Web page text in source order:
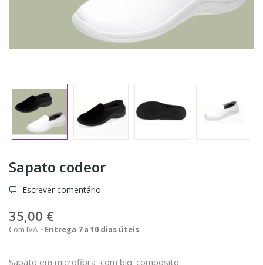
Sapato codeor
Escrever comentário
35,00 €
Com IVA Entrega 7 a 10 dias úteis
Sapato em microfibra com biq. composito